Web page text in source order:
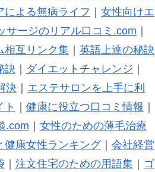
による無病ライフ
女性向けエ
サージのリアル口コミ.com
相互リンク集｜ 英語上達の秘訣
訣 ダイエットチャレンジ
決｜ エステサロンを上手に利
ト
健康に役立つ口コミ情報
.com
女性のための薄毛治療
健康女性ランキング｜ 会社経営
注文住宅のための用語集｜ ゴ